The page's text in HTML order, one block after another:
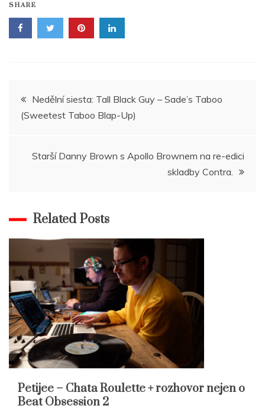
SHARE
Navigace
pro
příspěvek
Nedělní siesta: Tall Black Guy – Sade’s Taboo
(Sweetest Taboo Blap-Up)
Starší Danny Brown s Apollo Brownem na re-edici
skladby Contra.
Related Posts
Petijee – Chata Roulette + rozhovor nejen o
Beat Obsession 2